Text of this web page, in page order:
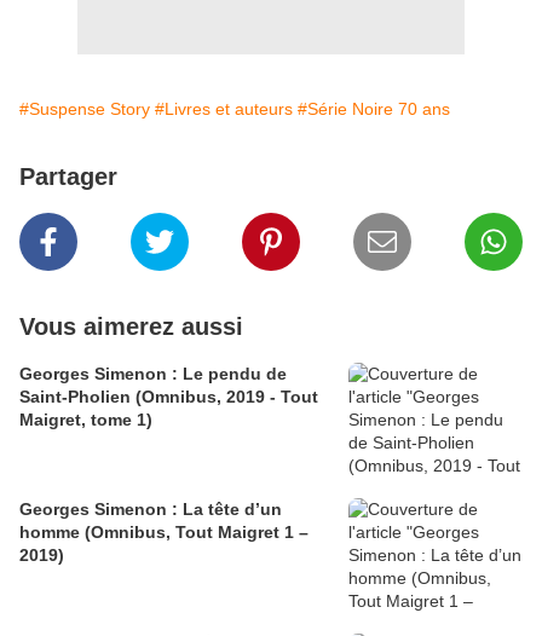
#Suspense Story #Livres et auteurs #Série Noire 70 ans
Partager
Vous aimerez aussi
Georges Simenon : Le pendu de
Saint-Pholien (Omnibus, 2019 - Tout
Maigret, tome 1)
Georges Simenon : La tête d’un
homme (Omnibus, Tout Maigret 1 –
2019)